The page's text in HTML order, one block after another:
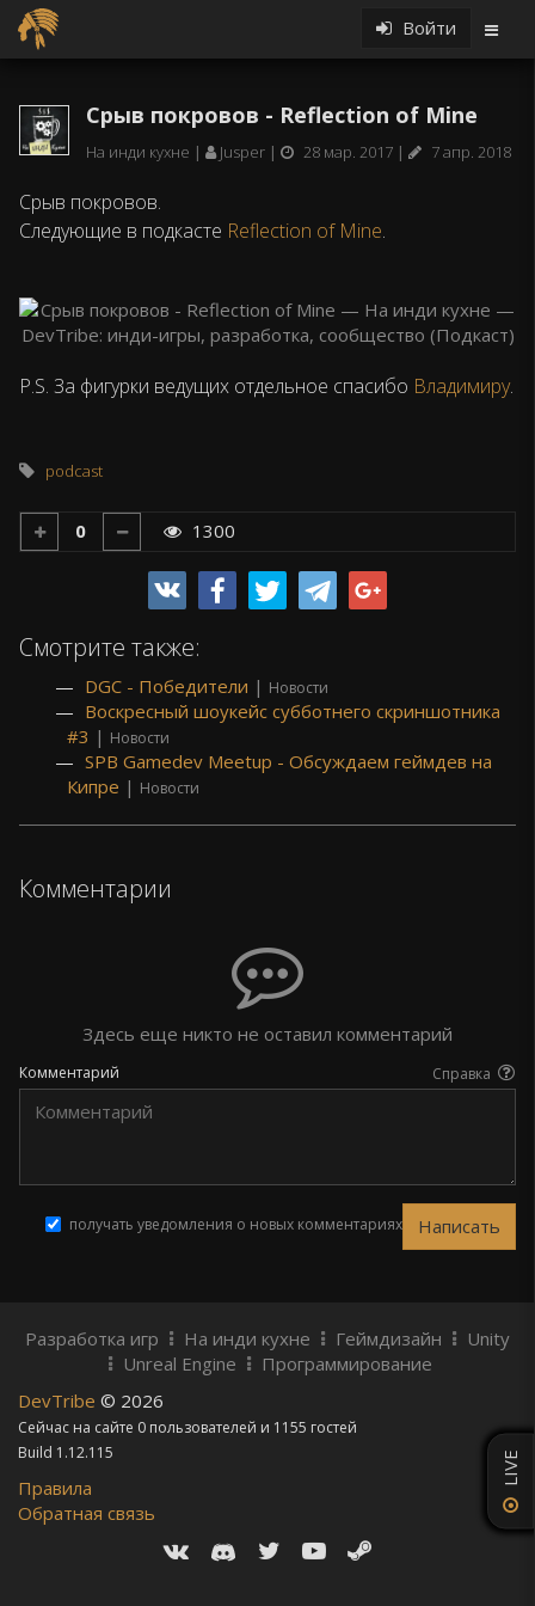
Войти
LIVE
Срыв покровов - Reflection of Mine
На инди кухне Jusper 28 мар. 2017 7 апр. 2018
Срыв покровов.
Следующие в подкасте Reflection of Mine.
P.S. За фигурки ведущих отдельное спасибо Владимиру.
podcast
0 1300
Смотрите также:
DGC - Победители | Новости
Воскресный шоукейс субботнего скриншотника
#3 | Новости
SPB Gamedev Meetup - Обсуждаем геймдев на
Кипре | Новости
Комментарии
Здесь еще никто не оставил комментарий
Комментарий Справка
получать уведомления о новых комментариях
Разработка игр На инди кухне Геймдизайн
Unity
Unreal Engine
Программирование
DevTribe © 2026
Сейчас на сайте 0 пользователей и 1155 гостей
Build 1.12.115
Правила
Обратная связь